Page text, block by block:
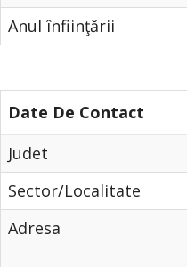
Anul înfiinţării
Date De Contact
Judet
Sector/Localitate
Adresa